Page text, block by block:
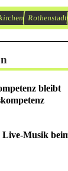
Rothenstadt
bleibt